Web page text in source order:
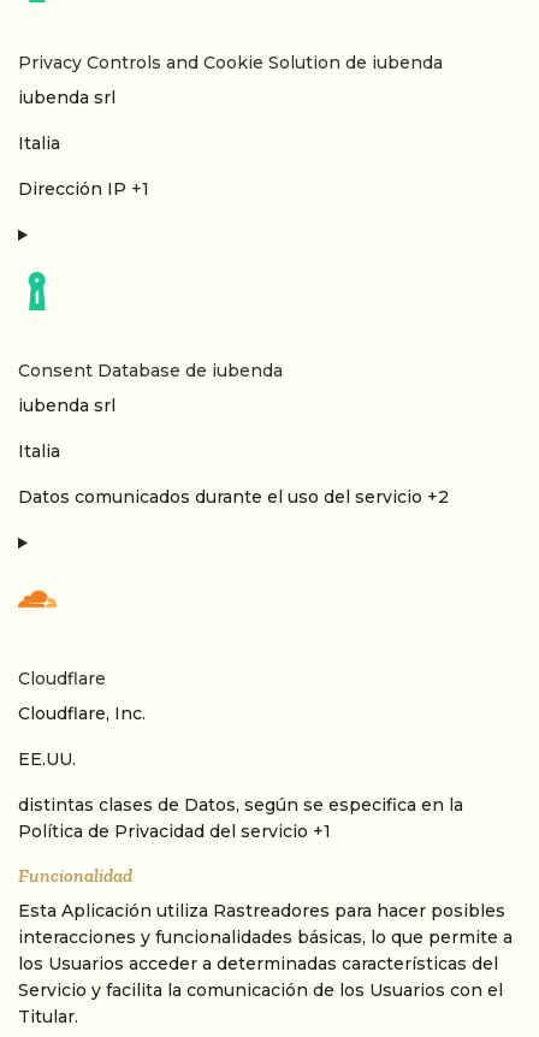
Privacy Controls and Cookie Solution de iubenda
Empresa:
iubenda srl
Lugar de tratamiento:
Italia
Datos Personales tratados:
Dirección IP +1
Consent Database de iubenda
Empresa:
iubenda srl
Lugar de tratamiento:
Italia
Datos Personales tratados:
Datos comunicados durante el uso del servicio +2
Cloudflare
Empresa:
Cloudflare, Inc.
Lugar de tratamiento:
EE.UU.
Datos Personales tratados:
distintas clases de Datos, según se especifica en la
Política de Privacidad del servicio +1
Funcionalidad
Esta Aplicación utiliza Rastreadores para hacer posibles
interacciones y funcionalidades básicas, lo que permite a
los Usuarios acceder a determinadas características del
Servicio y facilita la comunicación de los Usuarios con el
Titular.